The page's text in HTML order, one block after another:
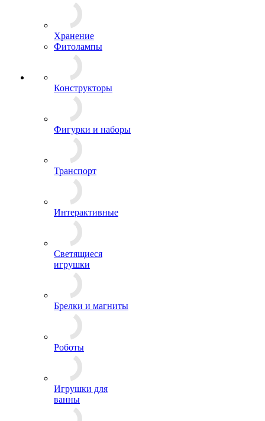
Хранение
Фитолампы
Конструкторы
Фигурки и наборы
Транспорт
Интерактивные
Светящиеся
игрушки
Брелки и магниты
Роботы
Игрушки для
ванны